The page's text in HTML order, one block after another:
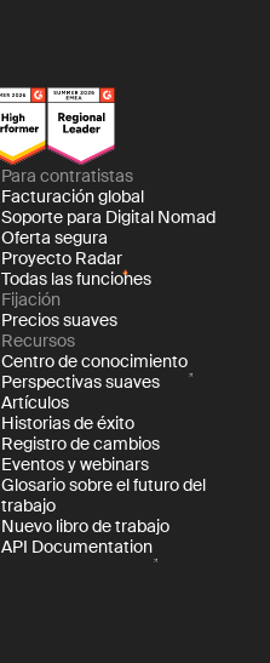
Para contratistas
Facturación global
Soporte para Digital Nomad
Oferta segura
Proyecto Radar
Todas las funciones
Fijación
Precios suaves
Recursos
Centro de conocimiento
Perspectivas suaves
Artículos
Historias de éxito
Registro de cambios
Eventos y webinars
Glosario sobre el futuro del
trabajo
Nuevo libro de trabajo
API Documentation